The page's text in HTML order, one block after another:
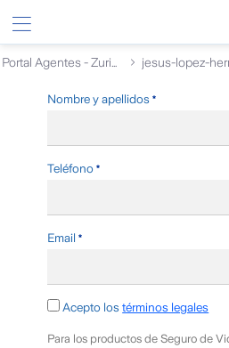
Saltar al contenido principal
jesus-lopez-
Zurich-Callmeback-
Nombre y apellidos Requerido
Teléfono Requerido
Email Requerido
Acepto lostérminos legales
Requerido
Para los productos de Seguro de Vida y Plan de Pensiones,